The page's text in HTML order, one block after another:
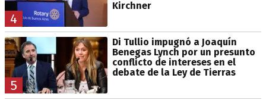
4
Kirchner
5
Di Tullio impugnó a Joaquín
Benegas Lynch por un presunto
conflicto de intereses en el
debate de la Ley de Tierras